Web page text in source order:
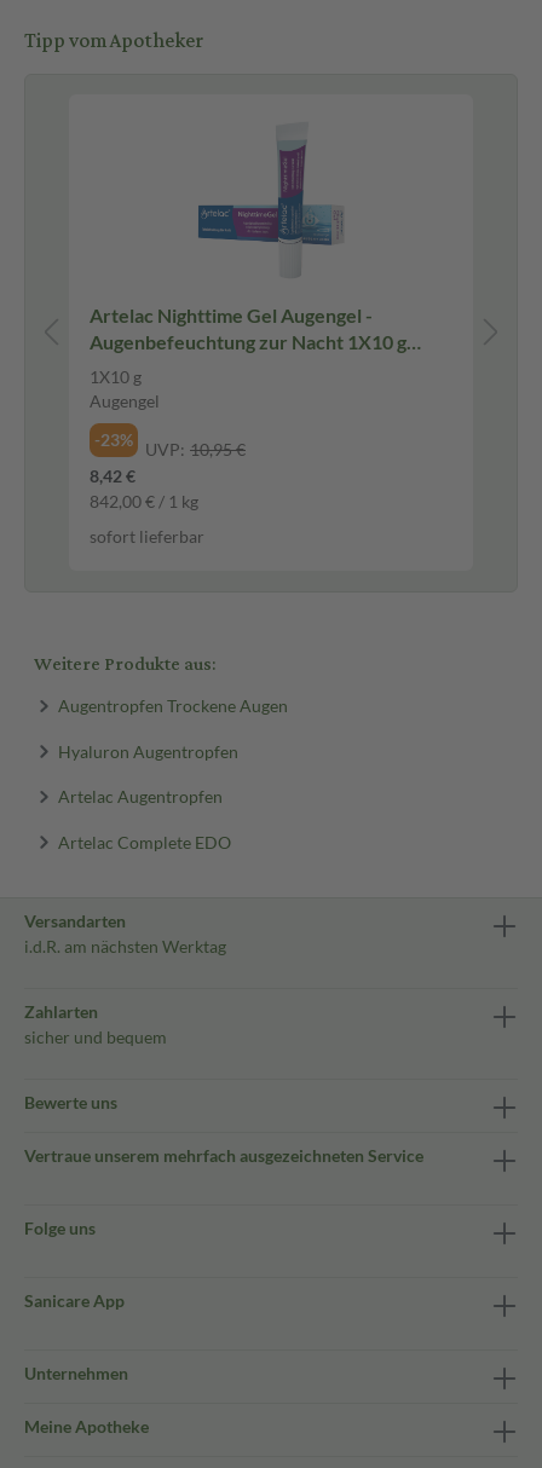
Tipp vom Apotheker
Artelac Nighttime Gel Augengel -
Augenbefeuchtung zur Nacht 1X10 g
Augengel
1X10 g
Augengel
-23%
UVP: 10,95 €
8,42 €
842,00 € / 1 kg
sofort lieferbar
Weitere Produkte aus:
Augentropfen Trockene Augen
Hyaluron Augentropfen
Artelac Augentropfen
Artelac Complete EDO
Versandarten
i.d.R. am nächsten Werktag
Zahlarten
sicher und bequem
Bewerte uns
Vertraue unserem mehrfach ausgezeichneten Service
Folge uns
Sanicare App
Unternehmen
Meine Apotheke